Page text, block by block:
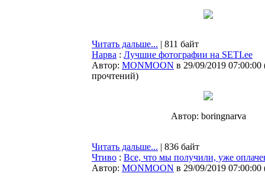
Читать дальше... | 811 байт
Нарва : Лучшие фотографии на SETI.ee
Автор: MONMOON в 29/09/2019 07:00:00
прочтений)
Автор: boringnarva
Читать дальше... | 836 байт
Чтиво : Все, что мы получили, уже
Автор: MONMOON в 29/09/2019 07:00:00